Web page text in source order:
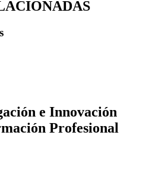
e Innovación
Profesional